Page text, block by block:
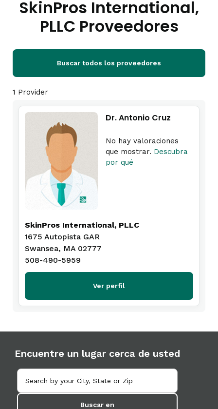
SkinPros International,
PLLC Proveedores
Buscar todos los proveedores
1 Provider
Dr. Antonio Cruz
No hay valoraciones
que mostrar. Descubra
por qué
SkinPros International, PLLC
1675 Autopista GAR
Swansea, MA 02777
508-490-5959
Ver perfil
Encuentre un lugar cerca de usted
Buscar en